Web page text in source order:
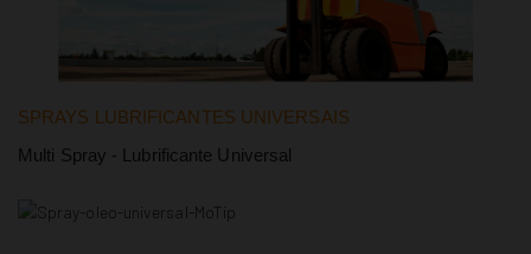
SPRAYS LUBRIFICANTES UNIVERSAIS
Multi Spray - Lubrificante Universal